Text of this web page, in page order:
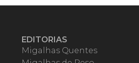
EDITORIAS
Migalhas Quentes